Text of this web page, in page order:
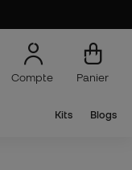
Compte Panier
Kits Blogs